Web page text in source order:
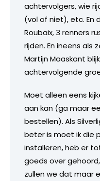
achtervolgers, wie
(vol of niet), etc. En
Roubaix, 3 renners
rijden. En ineens als
Martijn Maaskant
achtervolgende
Moet alleen eens
aan kan (ga maar
bestellen). Als
beter is moet ik die
installeren, heb er
goeds over
zullen we dat maar